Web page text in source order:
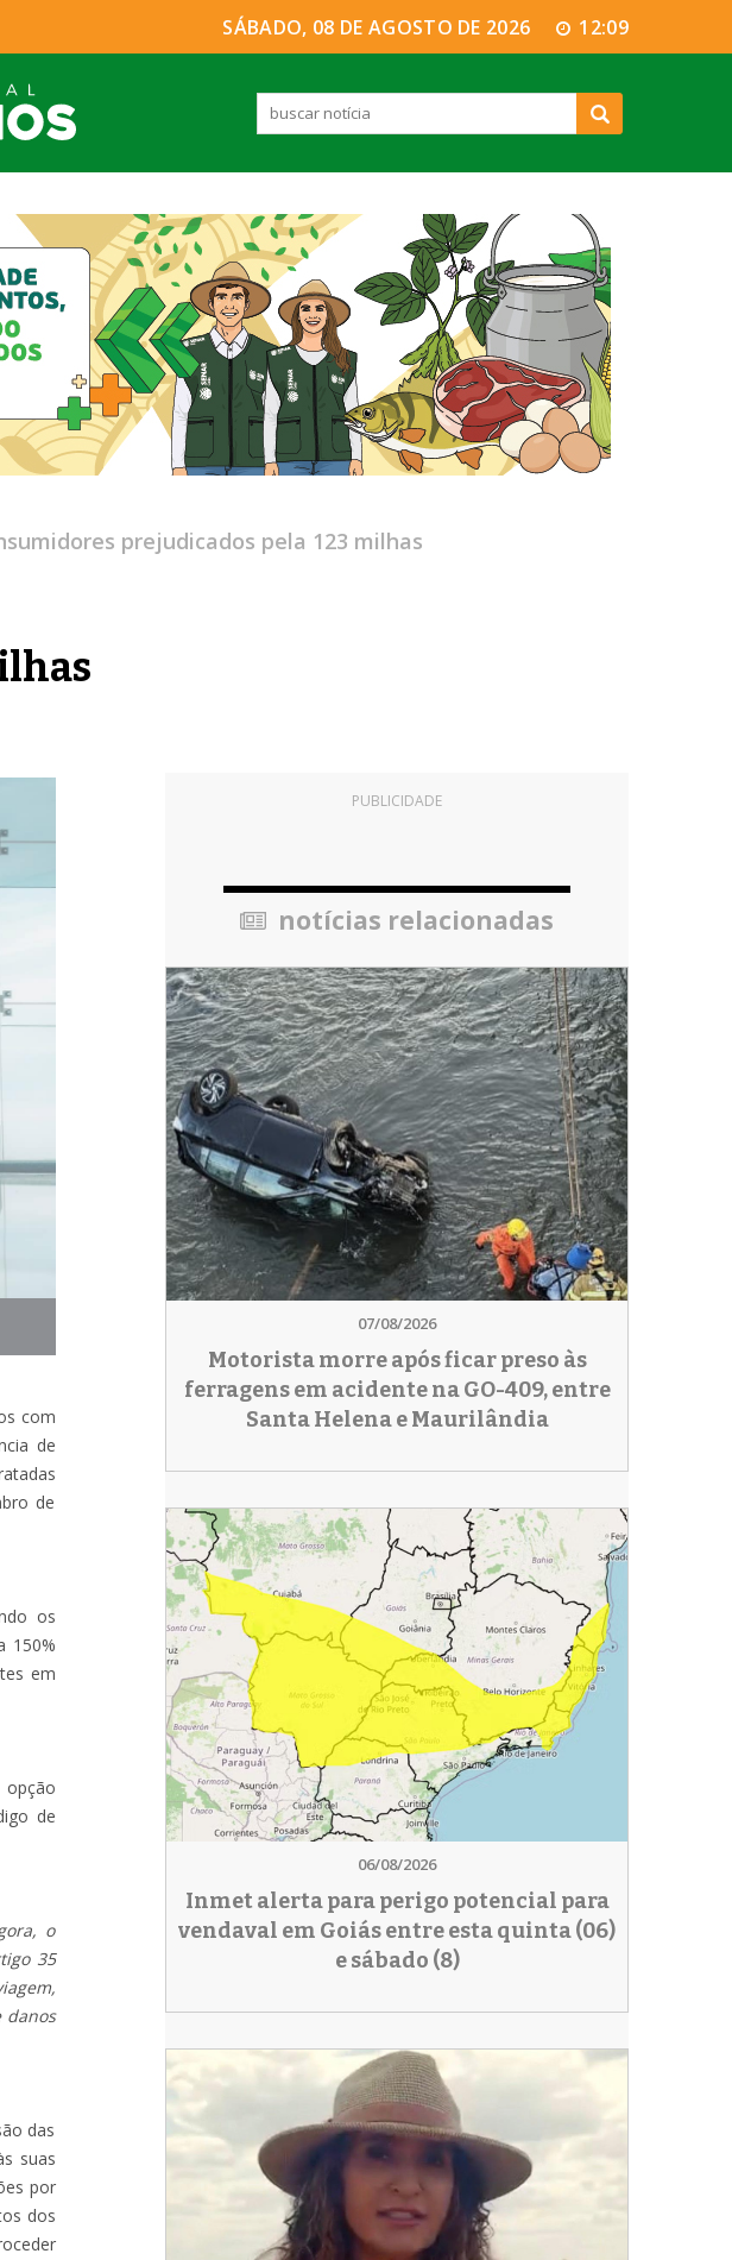
SÁBADO, 08 DE AGOSTO DE 2026 12:09
prejudicados pela 123 milhas
com
de
de
os
150%
em
de
o
35
danos
das
suas
por
dos
PUBLICIDADE
notícias relacionadas
07/08/2026
Motorista morre após ficar preso às
ferragens em acidente na GO-409, entre
Santa Helena e Maurilândia
06/08/2026
Inmet alerta para perigo potencial para
vendaval em Goiás entre esta quinta (06)
e sábado (8)